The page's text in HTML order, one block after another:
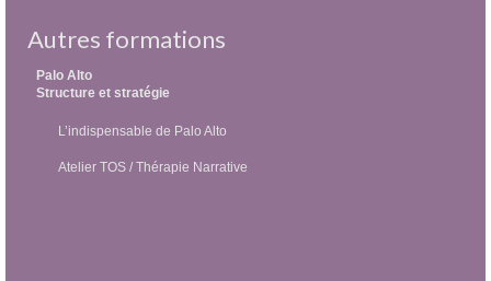
Autres formations
Palo Alto
Structure et stratégie
L’indispensable de Palo Alto
Atelier TOS / Thérapie Narrative